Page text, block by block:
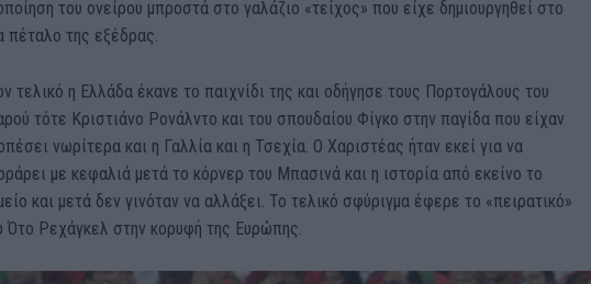
του ονείρου μπροστά στο γαλάζιο «τείχος» που είχε δημιουργηθεί στο
πέταλο της εξέδρας.
τελικό η Ελλάδα έκανε το παιχνίδι της και οδήγησε τους Πορτογάλους του
τότε Κριστιάνο Ρονάλντο και του σπουδαίου Φίγκο στην παγίδα που είχαν
νωρίτερα και η Γαλλία και η Τσεχία. Ο Χαριστέας ήταν εκεί για να
με κεφαλιά μετά το κόρνερ του Μπασινά και η ιστορία από εκείνο το
και μετά δεν γινόταν να αλλάξει. Το τελικό σφύριγμα έφερε το «πειρατικό»
Ότο Ρεχάγκελ στην κορυφή της Ευρώπης.